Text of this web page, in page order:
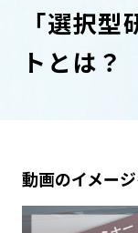
「選択
トとは？
動画のイメー